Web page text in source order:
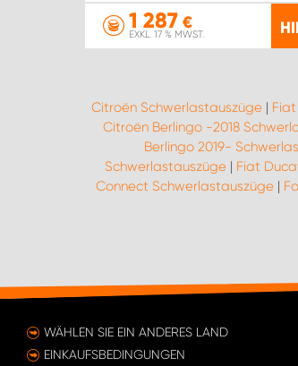
1 287 €
EXKL. 17 % MWST.
Citroën Schwerlastauszüge |
Citroën Berlingo -2018
Berlingo 2019-
Schwerlastauszüge | Fiat
Connect Schwerlastauszüge|
WÄHLEN SIE EIN ANDERES LAND
EINKAUFSBEDINGUNGEN